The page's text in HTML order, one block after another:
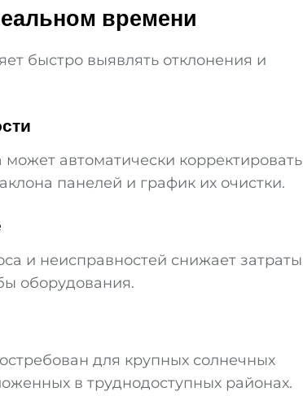
времени
быстро выявлять отклонения и
автоматически корректировать
панелей и график их очистки.
и неисправностей снижает затраты
оборудования.
для крупных солнечных
в труднодоступных районах.